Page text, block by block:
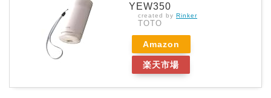
YEW350
created by Rinker
TOTO
Amazon
楽天市場